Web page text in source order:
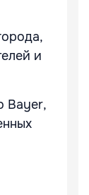
и
Bayer,